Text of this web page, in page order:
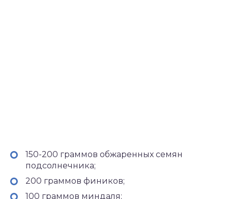
150-200 граммов обжаренных семян
подсолнечника;
200 граммов фиников;
100 граммов миндаля;